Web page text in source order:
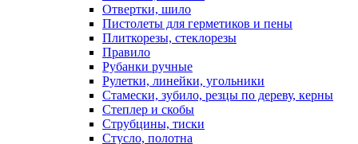
Отвертки, шило
Пистолеты для герметиков и пены
Плиткорезы, стеклорезы
Правило
Рубанки ручные
Рулетки, линейки, угольники
Стамески, зубило, резцы по дереву, керны
Степлер и скобы
Струбцины, тиски
Стусло, полотна